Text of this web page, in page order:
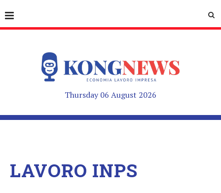
Thursday 06 August 2026
LAVORO INPS